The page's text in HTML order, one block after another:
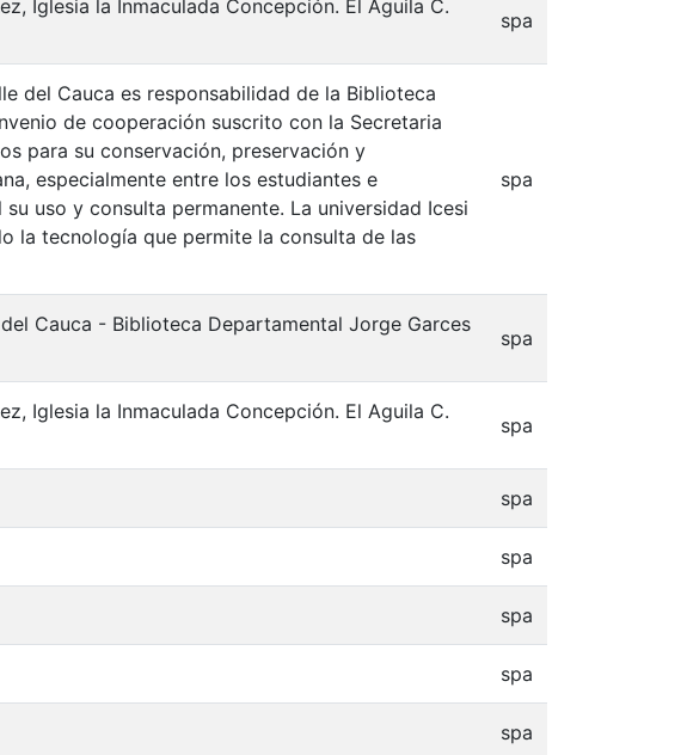
Iglesia la Inmaculada Concepción. El Aguila C.
spa
del Cauca es responsabilidad de la Biblioteca
de cooperación suscrito con la Secretaria
para su conservación, preservación y
especialmente entre los estudiantes e
uso y consulta permanente. La universidad Icesi
la tecnología que permite la consulta de las
spa
Cauca - Biblioteca Departamental Jorge Garces
spa
Iglesia la Inmaculada Concepción. El Aguila C.
spa
spa
spa
spa
spa
spa